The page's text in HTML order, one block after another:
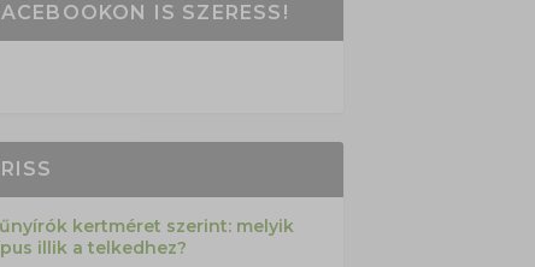
IS SZERESS!
kertméret szerint: melyik
illik a telkedhez?